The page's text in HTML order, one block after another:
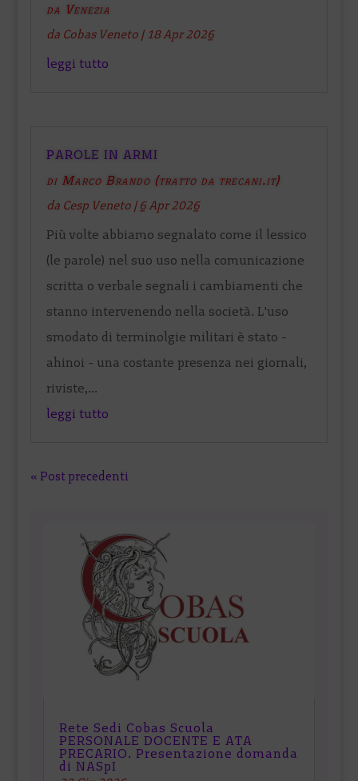
da Venezia
da Cobas Veneto | 18 Apr 2026
leggi tutto
PAROLE IN ARMI
di Marco Brando (tratto da trecani.it)
da Cesp Veneto | 6 Apr 2026
Più volte abbiamo segnalato come il lessico
(le parole) nel suo uso nella comunicazione
scritta o verbale segnali i cambiamenti che
stanno intervenendo nella società. L'uso
smodato di terminolgie militari è stato -
ahinoi - una costante presenza nei giornali,
riviste,...
leggi tutto
« Post precedenti
Rete Sedi Cobas Scuola
PERSONALE DOCENTE E ATA
PRECARIO. Presentazione domanda
di NASpI